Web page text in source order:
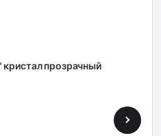
кристал прозрачный